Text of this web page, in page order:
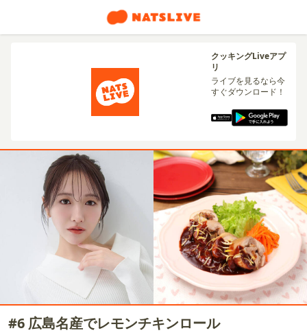
クッキングLiveアプ
リ
ライブを見るなら今
すぐダウンロード！
#6 広島名産でレモンチキンロール